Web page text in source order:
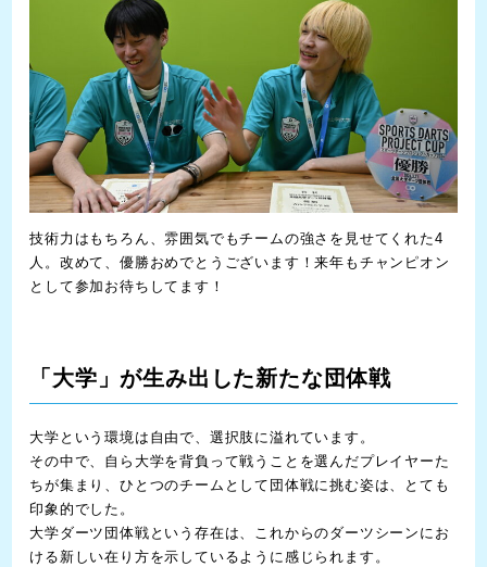
技術力はもちろん、雰囲気でもチームの強さを見せてくれた4
人。改めて、優勝おめでとうございます！来年もチャンピオン
として参加お待ちしてます！
「大学」が生み出した新たな団体戦
大学という環境は自由で、選択肢に溢れています。
その中で、自ら大学を背負って戦うことを選んだプレイヤーた
ちが集まり、ひとつのチームとして団体戦に挑む姿は、とても
印象的でした。
大学ダーツ団体戦という存在は、これからのダーツシーンにお
ける新しい在り方を示しているように感じられます。